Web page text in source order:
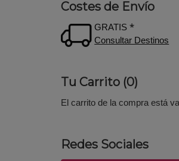
Costes de Envío
GRATIS *
Consultar Destinos
Tu Carrito (0)
El carrito de la compra está
Redes Sociales